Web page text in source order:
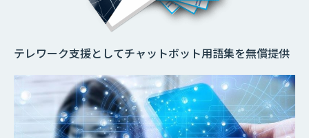
テレワーク支援としてチャットボット用語集を無償提供